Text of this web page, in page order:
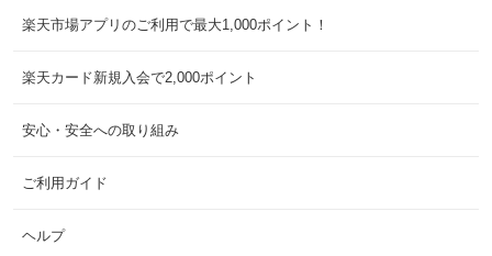
楽天市場アプリのご利用で最大1,000ポイント！
楽天カード新規入会で2,000ポイント
安心・安全への取り組み
ご利用ガイド
ヘルプ